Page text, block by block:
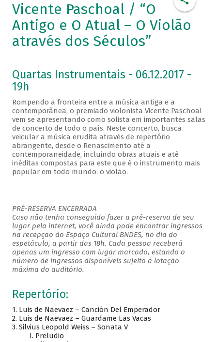
Vicente Paschoal / “O
Antigo e O Atual – O Violão
através dos Séculos”
Quartas Instrumentais - 06.12.2017 -
19h
Rompendo a fronteira entre a música antiga e a
contemporânea, o premiado violonista Vicente Paschoal
vem se apresentando como solista em importantes salas
de concerto de todo o país. Neste concerto, busca
veicular a música erudita através de repertório
abrangente, desde o Renascimento até a
contemporaneidade, incluindo obras atuais e até
inéditas compostas para este que é o instrumento mais
popular em todo mundo: o violão.
PRÉ-RESERVA ENCERRADA
Caso não tenha conseguido fazer a pré-reserva de seu
lugar pela internet, você ainda pode encontrar ingressos
na recepção do Espaço Cultural BNDES, no dia do
espetáculo, a partir das 18h. Cada pessoa receberá
apenas um ingresso com lugar marcado, estando o
número de ingressos disponíveis sujeito à lotação
máxima do auditório.
Repertório:
1. Luis de Naevaez – Canción Del Emperador
2. Luis de Naevaez – Guardame Las Vacas
3. Silvius Leopold Weiss – Sonata V
I. Preludio